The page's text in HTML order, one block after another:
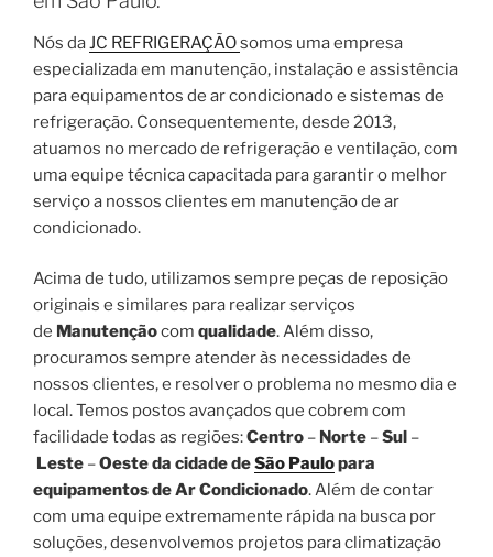
Nós daJC REFRIGERAÇÃOsomos uma empresa
especializada em manutenção, instalação e assistência
para equipamentos de ar condicionado e sistemas de
refrigeração. Consequentemente, desde 2013,
atuamos no mercado de refrigeração e ventilação, com
uma equipe técnica capacitada para garantir o melhor
serviço a nossos clientes em manutenção de ar
condicionado.
Acima de tudo, utilizamos sempre peças de reposição
originais e similares para realizar serviços
de Manutençãocom qualidade. Além disso,
procuramos sempre atender às necessidades de
nossos clientes, e resolver o problema no mesmo dia e
local. Temos postos avançados que cobrem com
facilidade todas as regiões:Centro – Norte –Sul –
Leste –Oeste da cidade deSão Paulopara
equipamentos de Ar Condicionado. Além de contar
com uma equipe extremamente rápida na busca por
soluções, desenvolvemos projetos para climatização